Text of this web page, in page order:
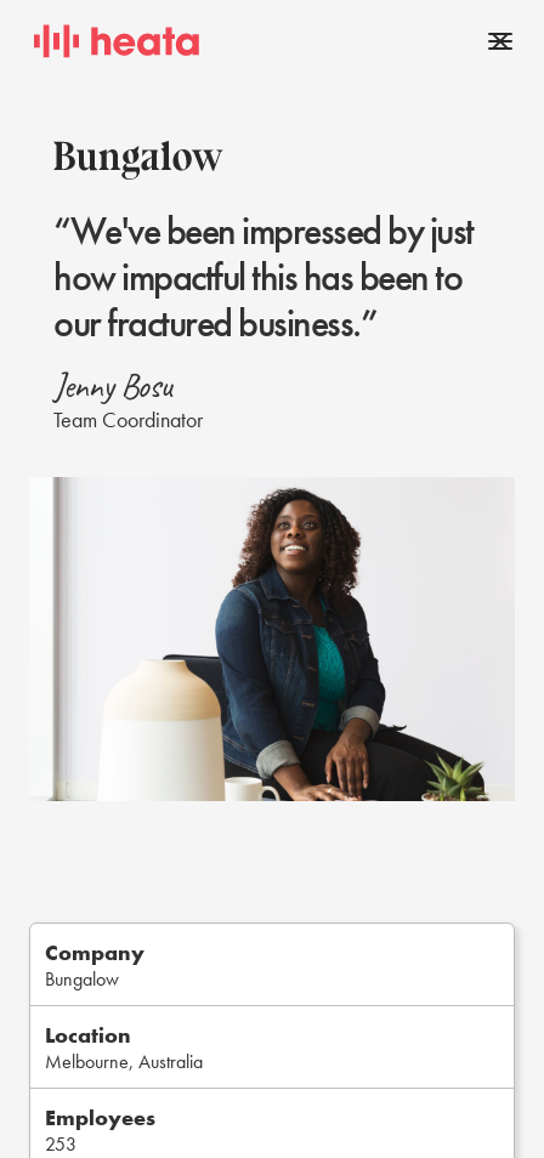
“We've been impressed by just
how impactful this has been to
our fractured business.”
Jenny Bosu
Team Coordinator
Company
Bungalow
Location
Melbourne, Australia
Employees
253